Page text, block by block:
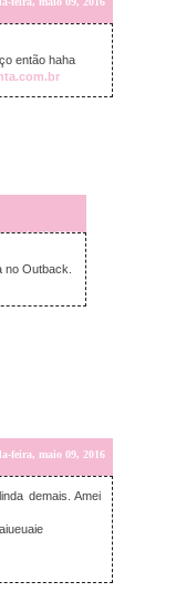
então haha
maio 10, 2016
no Outback.
feira, maio 09, 2016
demais. Amei